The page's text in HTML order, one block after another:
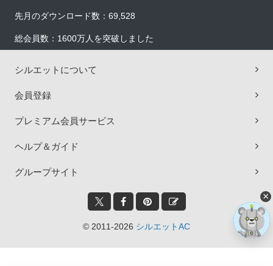
先月のダウンロード数：69,528
総会員数：1600万人を突破しました
シルエットについて
会員登録
プレミアム会員サービス
ヘルプ＆ガイド
グループサイト
© 2011-2026 シルエットAC
×